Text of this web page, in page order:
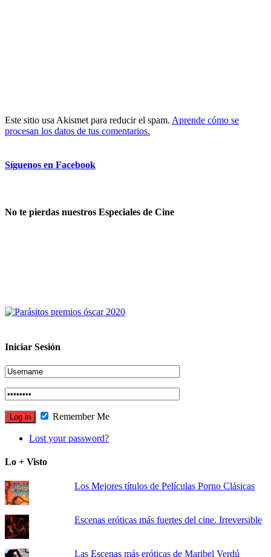
Este sitio usa Akismet para reducir el spam. Aprende cómo se
procesan los datos de tus comentarios.
Síguenos en Facebook
No te pierdas nuestros Especiales de Cine
Iniciar Sesión
Remember Me
Lost your password?
Lo + Visto
Los Mejores títulos de Películas Porno Clásicas
Escenas eróticas más fuertes del cine. Irreversible
Las Escenas más eróticas de Maribel Verdú